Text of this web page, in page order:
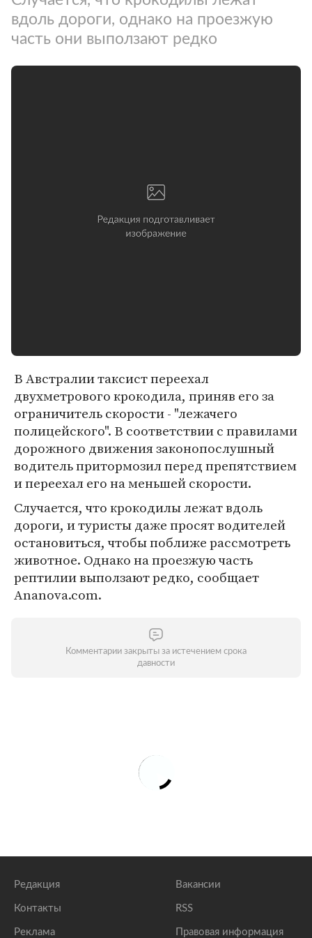
вдоль дороги, однако на проезжую
часть они выползают редко
В Австралии таксист переехал
двухметрового крокодила, приняв его за
ограничитель скорости - "лежачего
полицейского". В соответствии с правилами
дорожного движения законопослушный
водитель притормозил перед препятствием
и переехал его на меньшей скорости.
Случается, что крокодилы лежат вдоль
дороги, и туристы даже просят водителей
остановиться, чтобы поближе рассмотреть
животное. Однако на проезжую часть
рептилии выползают редко, сообщает
Ananova.com.
Комментарии закрыты за истечением срока
давности
Редакция
Контакты
Реклама
Вакансии
RSS
Правовая информация